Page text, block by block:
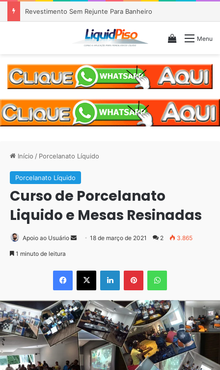
Piso Epóxi em Banheiro Anália Franco SP
Menu
Veja seu
Início / Porcelanato Líquido
Porcelanato Líquido
Curso de Porcelanato
Liquido e Mesas Resinadas
Apoio ao Usuário
Mande
mail
18 de março de 2021 2 3.865
1 minuto de leitura
Facebook
X LinkedinPinterestWhatsApp